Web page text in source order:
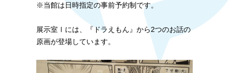
※当館は日時指定の事前予約制です。
展示室Ⅰには、『ドラえもん』から2つのお話の
原画が登場しています。